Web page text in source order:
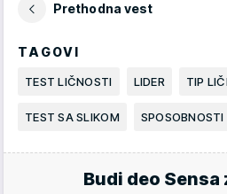
Prethodna vest
TAGOVI
TEST LIČNOSTI LIDER TIP
TEST SA SLIKOM SPOSOBNOSTI
Budi deo Sensa